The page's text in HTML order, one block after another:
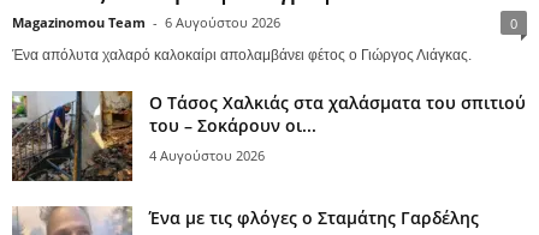
Magazinomou Team - 6 Αυγούστου 2026 0
Ένα απόλυτα χαλαρό καλοκαίρι απολαμβάνει φέτος ο Γιώργος Λιάγκας.
Ο Τάσος Χαλκιάς στα χαλάσματα του σπιτιού
του – Σοκάρουν οι...
4 Αυγούστου 2026
Ένα με τις φλόγες ο Σταμάτης Γαρδέλης